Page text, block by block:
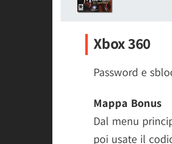
Xbox 360
Password e
Mappa Bonus
Dal menu
poi usate il